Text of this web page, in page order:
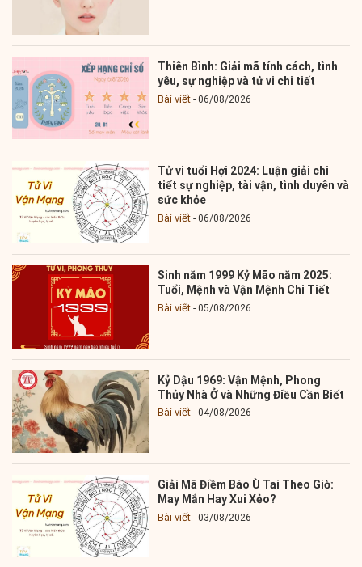
Thiên Bình: Giải mã tính cách, tình
yêu, sự nghiệp và tử vi chi tiết
Bài viết 06/08/2026
Tử vi tuổi Hợi 2024: Luận giải chi
tiết sự nghiệp, tài vận, tình duyên và
sức khỏe
Bài viết 06/08/2026
Sinh năm 1999 Kỷ Mão năm 2025:
Tuổi, Mệnh và Vận Mệnh Chi Tiết
Bài viết 05/08/2026
Kỷ Dậu 1969: Vận Mệnh, Phong
Thủy Nhà Ở và Những Điều Cần Biết
Bài viết 04/08/2026
Giải Mã Điềm Báo Ù Tai Theo Giờ:
May Mắn Hay Xui Xẻo?
Bài viết 03/08/2026